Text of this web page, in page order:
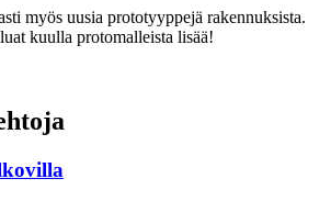
myös uusia prototyyppejä rakennuksista.
kuulla protomalleista lisää!